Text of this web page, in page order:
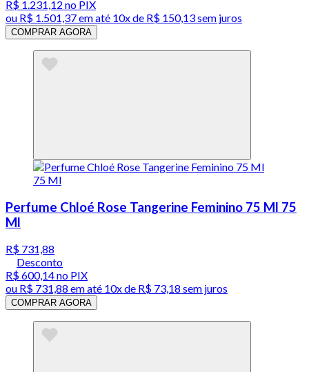
R$ 1.231,12 no PIX
ou R$ 1.501,37em até 10x de R$ 150,13 sem juros
COMPRAR AGORA
Perfume Chloé Rose Tangerine Feminino 75 Ml 75
Ml
R$ 731,88
Desconto
R$ 600,14no PIX
ou R$ 731,88 em até 10x de R$ 73,18 sem juros
COMPRAR AGORA